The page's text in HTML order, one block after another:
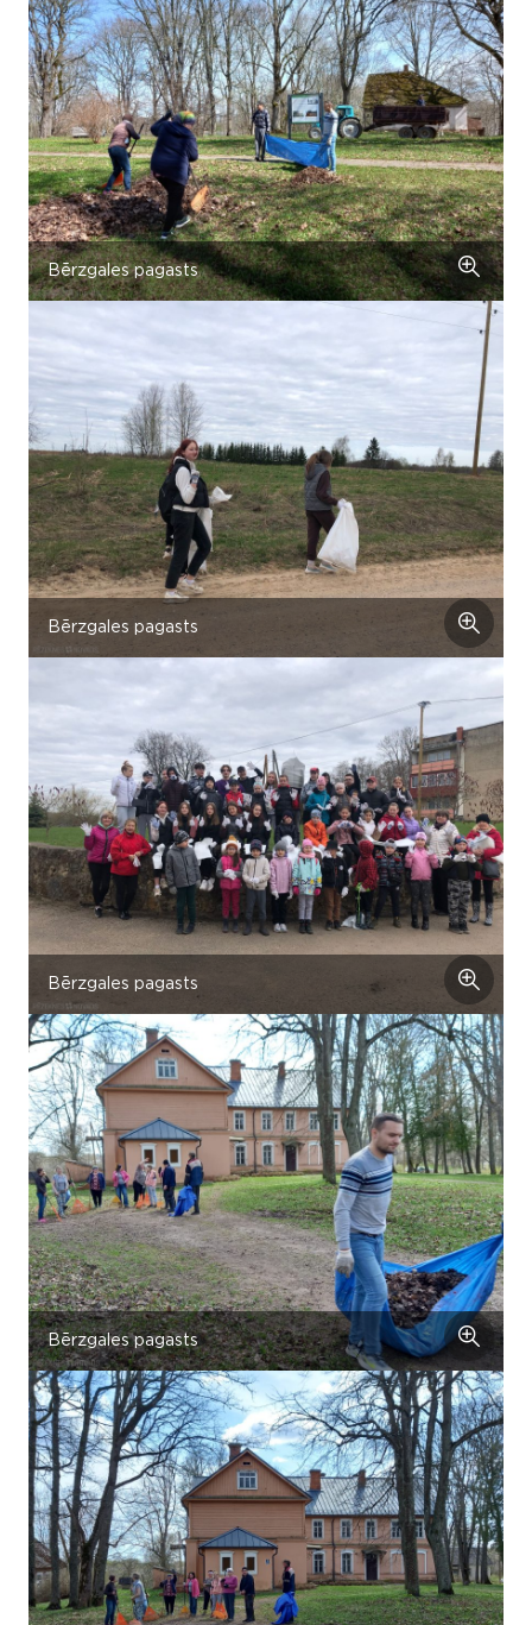
Bērzgales pagasts
Bērzgales pagasts
Bērzgales pagasts
Bērzgales pagasts